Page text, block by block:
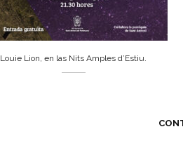
Louie Lion, en las Nits Amples d’Estiu.